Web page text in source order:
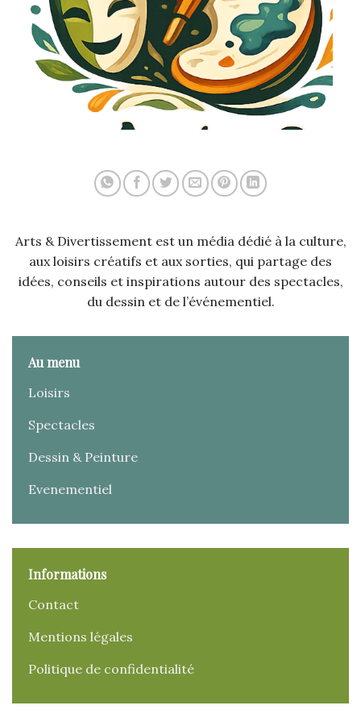
Arts & Divertissement est un média dédié à la culture,
aux loisirs créatifs et aux sorties, qui partage des
idées, conseils et inspirations autour des spectacles,
du dessin et de l’événementiel.
Au menu
Loisirs
Spectacles
Dessin & Peinture
Evenementiel
Informations
Contact
Mentions légales
Politique de confidentialité